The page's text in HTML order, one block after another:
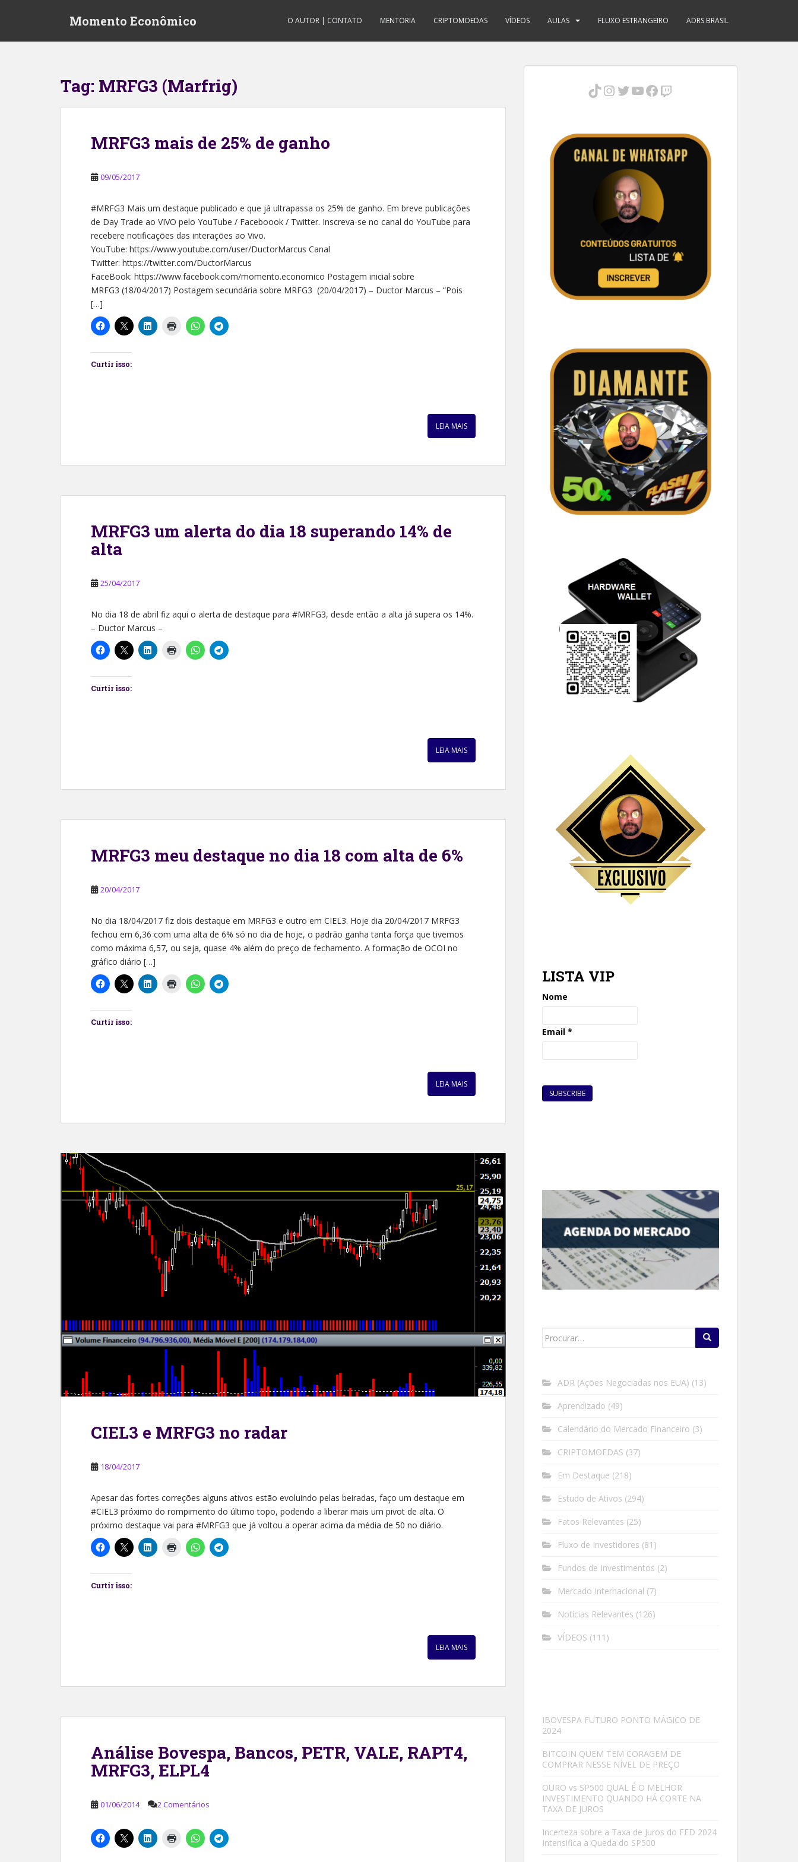
Momento Econômico O AUTOR | CONTATO MENTORIA CRIPTOMOEDAS VÍDEOS AULAS FLUXO ESTRANGEIRO ADRS BRASIL
Tag: MRFG3 (Marfrig)
MRFG3 mais de 25% de ganho
09/05/2017
#MRFG3 Mais um destaque publicado e que já ultrapassa os 25% de ganho. Em breve publicações
de Day Trade ao VIVO pelo YouTube / Faceboook / Twitter. Inscreva-se no canal do YouTube para
recebere notificações das interações ao Vivo.
YouTube: https://www.youtube.com/user/DuctorMarcus Canal
Twitter: https://twitter.com/DuctorMarcus
FaceBook: https://www.facebook.com/momento.economico Postagem inicial sobre
MRFG3 (18/04/2017) Postagem secundária sobre MRFG3 (20/04/2017) – Ductor Marcus – “Pois
[…]
Curtir isso:
LEIA MAIS
MRFG3 um alerta do dia 18 superando 14% de
alta
25/04/2017
No dia 18 de abril fiz aqui o alerta de destaque para #MRFG3, desde então a alta já supera os 14%.
– Ductor Marcus –
Curtir isso:
LEIA MAIS
MRFG3 meu destaque no dia 18 com alta de 6%
20/04/2017
No dia 18/04/2017 fiz dois destaque em MRFG3 e outro em CIEL3. Hoje dia 20/04/2017 MRFG3
fechou em 6,36 com uma alta de 6% só no dia de hoje, o padrão ganha tanta força que tivemos
como máxima 6,57, ou seja, quase 4% além do preço de fechamento. A formação de OCOI no
gráfico diário […]
Curtir isso:
LEIA MAIS
CIEL3 e MRFG3 no radar
18/04/2017
Apesar das fortes correções alguns ativos estão evoluindo pelas beiradas, faço um destaque em
#CIEL3 próximo do rompimento do último topo, podendo a liberar mais um pivot de alta. O
próximo destaque vai para #MRFG3 que já voltou a operar acima da média de 50 no diário.
Curtir isso:
LEIA MAIS
Análise Bovespa, Bancos, PETR, VALE, RAPT4,
MRFG3, ELPL4
01/06/2014 2 Comentários
TikTok
Instagram
Twitter
Youtube
Facebook
Twitch
LISTA VIP
Nome
Email *
Search
ADR (Ações Negociadas nos EUA) (13)
Aprendizado (49)
Calendário do Mercado Financeiro (3)
CRIPTOMOEDAS (37)
Em Destaque (218)
Estudo de Ativos (294)
Fatos Relevantes (25)
Fluxo de Investidores (81)
Fundos de Investimentos (2)
Mercado Internacional (7)
Notícias Relevantes (126)
VÍDEOS (111)
IBOVESPA FUTURO PONTO MÁGICO DE
2024
BITCOIN QUEM TEM CORAGEM DE
COMPRAR NESSE NÍVEL DE PREÇO
OURO vs SP500 QUAL É O MELHOR
INVESTIMENTO QUANDO HÁ CORTE NA
TAXA DE JUROS
Incerteza sobre a Taxa de Juros do FED 2024
Intensifica a Queda do SP500